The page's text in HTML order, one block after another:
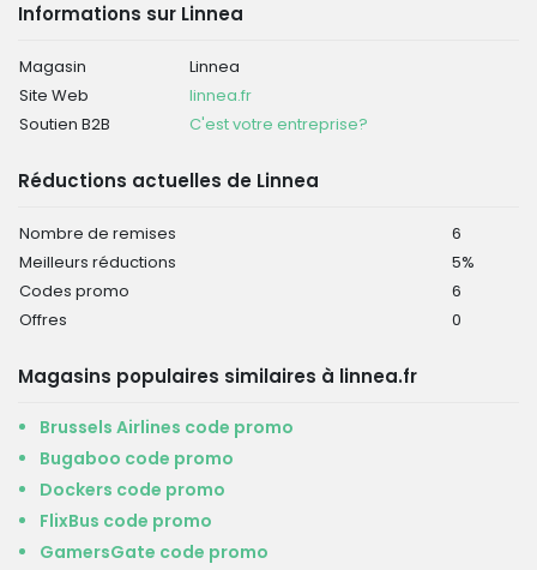
Informations sur Linnea
Magasin
Linnea
Site Web
linnea.fr
Soutien B2B
C'est votre entreprise?
Réductions actuelles de Linnea
Nombre de remises
6
Meilleurs réductions
5%
Codes promo
6
Offres
0
Magasins populaires similaires à linnea.fr
Brussels Airlines code promo
Bugaboo code promo
Dockers code promo
FlixBus code promo
GamersGate code promo